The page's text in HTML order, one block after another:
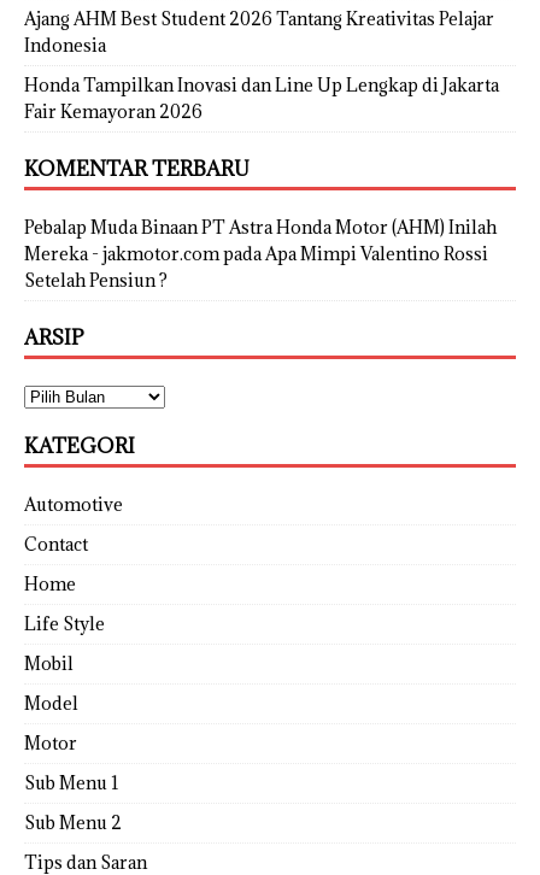
Ajang AHM Best Student 2026 Tantang Kreativitas Pelajar
Indonesia
Honda Tampilkan Inovasi dan Line Up Lengkap di Jakarta
Fair Kemayoran 2026
KOMENTAR TERBARU
Pebalap Muda Binaan PT Astra Honda Motor (AHM) Inilah
Mereka - jakmotor.compadaApa Mimpi Valentino Rossi
Setelah Pensiun ?
ARSIP
KATEGORI
Automotive
Contact
Home
Life Style
Mobil
Model
Motor
Sub Menu 1
Sub Menu 2
Tips dan Saran